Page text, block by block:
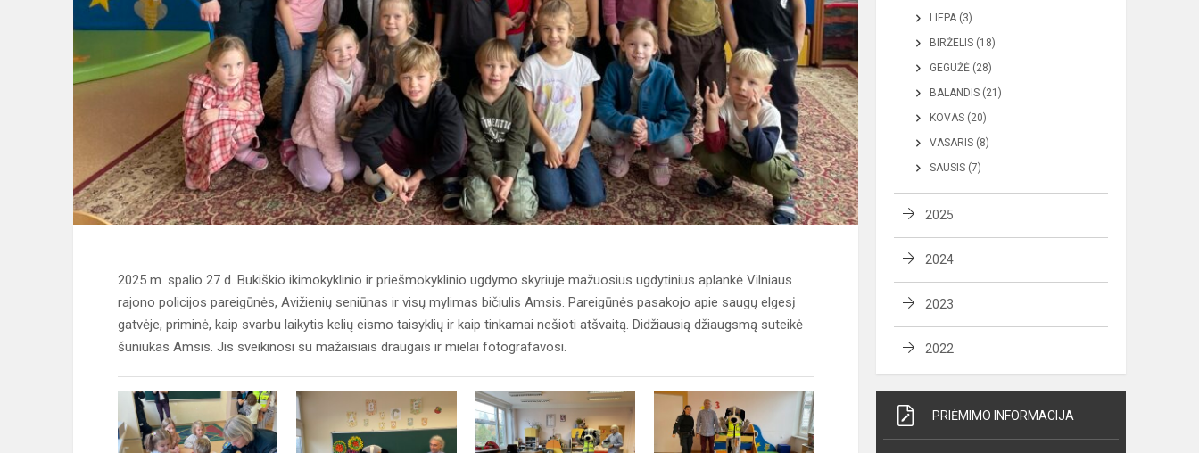
2025 m. spalio 27 d. Bukiškio ikimokyklinio ir priešmokyklinio ugdymo skyriuje mažuosius ugdytinius aplankė Vilniaus
rajono policijos pareigūnės, Avižienių seniūnas ir visų mylimas bičiulis Amsis. Pareigūnės pasakojo apie saugų elgesį
gatvėje, priminė, kaip svarbu laikytis kelių eismo taisyklių ir kaip tinkamai nešioti atšvaitą. Didžiausią džiaugsmą suteikė
šuniukas Amsis. Jis sveikinosi su mažaisiais draugais ir mielai fotografavosi.
LIEPA (3)
BIRŽELIS (18)
GEGUŽĖ (28)
BALANDIS (21)
KOVAS (20)
VASARIS (8)
SAUSIS (7)
2025
2024
2023
2022
PRIĖMIMO INFORMACIJA